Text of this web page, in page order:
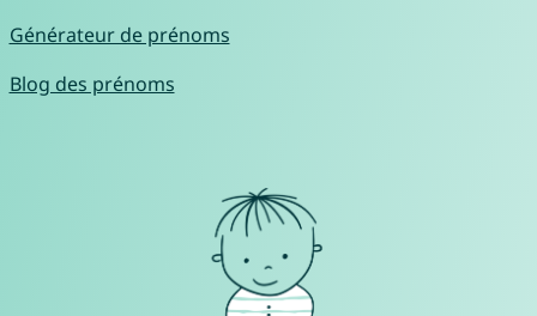
Générateur de prénoms
Blog des prénoms